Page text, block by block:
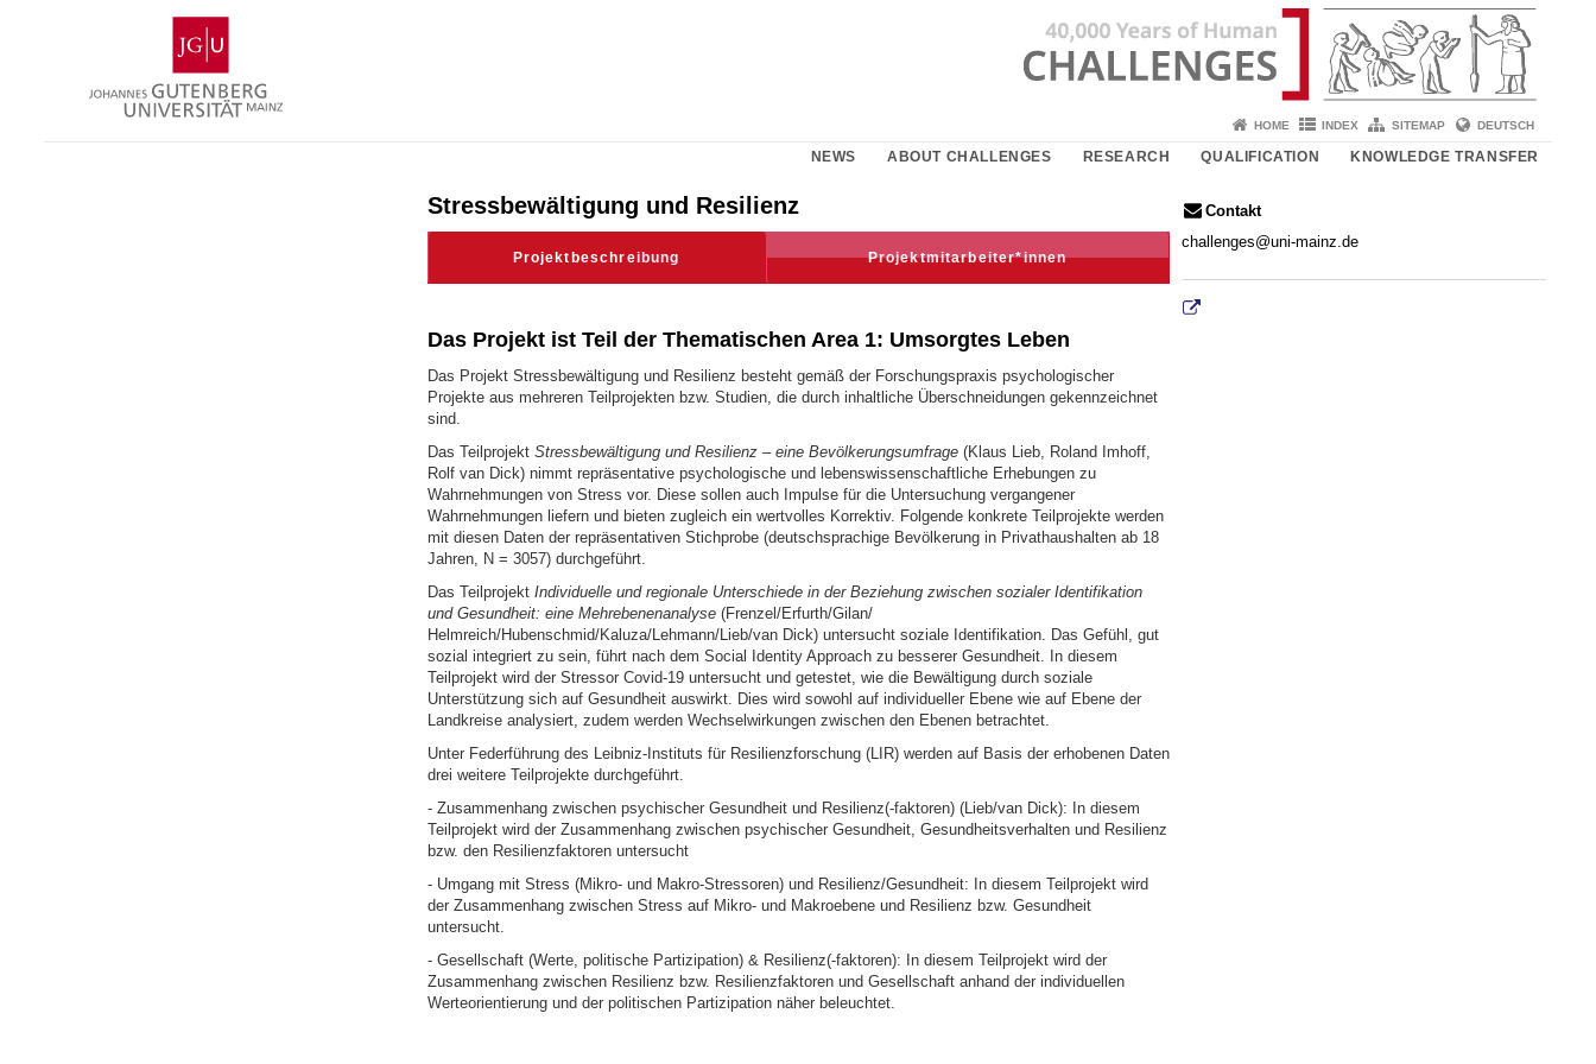
Gutenberg
University
Mainz
HOME INDEX SITEMAP DEUTSCH
NEWS ABOUT CHALLENGES RESEARCH QUALIFICATION KNOWLEDGE TRANSFER
Stressbewältigung und Resilienz
Projektbeschreibung Projektmitarbeiter*innen
Das Projekt ist Teil derThematischen Area 1: Umsorgtes Leben
Das Projekt Stressbewältigung und Resilienz besteht gemäß der Forschungspraxis psychologischer
Projekte aus mehreren Teilprojekten bzw. Studien, die durch inhaltliche Überschneidungen gekennzeichnet
sind.
Das Teilprojekt Stressbewältigung und Resilienz – eine Bevölkerungsumfrage(Klaus Lieb, Roland Imhoff,
Rolf van Dick) nimmt repräsentative psychologische und lebenswissenschaftliche Erhebungen zu
Wahrnehmungen von Stress vor. Diese sollen auch Impulse für die Untersuchung vergangener
Wahrnehmungen liefern und bieten zugleich ein wertvolles Korrektiv. Folgende konkrete Teilprojekte werden
mit diesen Daten der repräsentativen Stichprobe (deutschsprachige Bevölkerung in Privathaushalten ab 18
Jahren, N = 3057) durchgeführt.
Das Teilprojekt Individuelle und regionale Unterschiede in der Beziehung zwischen sozialer Identifikation
und Gesundheit: eine Mehrebenenanalyse(Frenzel/Erfurth/Gilan/
Helmreich/Hubenschmid/Kaluza/Lehmann/Lieb/van Dick) untersucht soziale Identifikation. Das Gefühl, gut
sozial integriert zu sein, führt nach dem Social Identity Approach zu besserer Gesundheit. In diesem
Teilprojekt wird der Stressor Covid-19 untersucht und getestet, wie die Bewältigung durch soziale
Unterstützung sich auf Gesundheit auswirkt. Dies wird sowohl auf individueller Ebene wie auf Ebene der
Landkreise analysiert, zudem werden Wechselwirkungen zwischen den Ebenen betrachtet.
Unter Federführung des Leibniz-Instituts für Resilienzforschung (LIR) werden auf Basis der erhobenen Daten
drei weitere Teilprojekte durchgeführt.
- Zusammenhang zwischen psychischer Gesundheit und Resilienz(-faktoren) (Lieb/van Dick): In diesem
Teilprojekt wird der Zusammenhang zwischen psychischer Gesundheit, Gesundheitsverhalten und Resilienz
bzw. den Resilienzfaktoren untersucht
- Umgang mit Stress (Mikro- und Makro-Stressoren) und Resilienz/Gesundheit: In diesem Teilprojekt wird
der Zusammenhang zwischen Stress auf Mikro- und Makroebene und Resilienz bzw. Gesundheit
untersucht.
- Gesellschaft (Werte, politische Partizipation) & Resilienz(-faktoren): In diesem Teilprojekt wird der
Zusammenhang zwischen Resilienz bzw. Resilienzfaktoren und Gesellschaft anhand der individuellen
Werteorientierung und der politischen Partizipation näher beleuchtet.
Contakt
challenges@uni-mainz.de